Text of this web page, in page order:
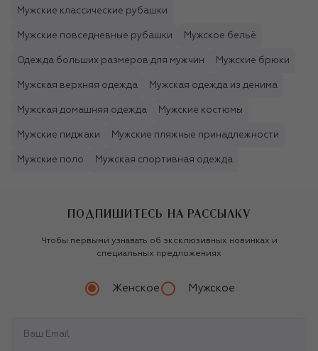
Мужские классические рубашки
Мужские повседневные рубашки Мужское бельё
Одежда больших размеров для мужчин Мужские брюки
Мужская верхняя одежда Мужская одежда из денима
Мужская домашняя одежда Мужские костюмы
Мужские пиджаки Мужские пляжные принадлежности
Мужские поло Мужская спортивная одежда
ПОДПИШИТЕСЬ НА РАССЫЛКУ
Чтобы первыми узнавать об эксклюзивных новинках и
специальных предложениях
Женское Мужское